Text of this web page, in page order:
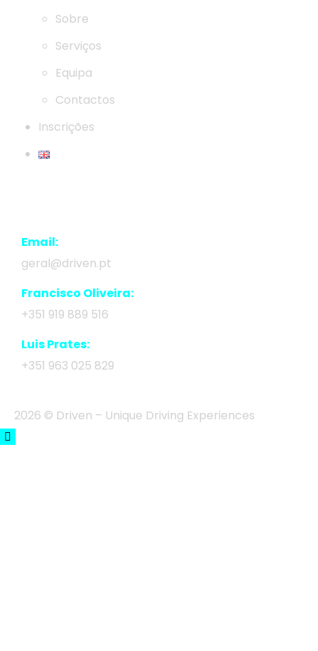
Sobre
Serviços
Equipa
Contactos
Inscrições
Email:
geral@driven.pt
Francisco Oliveira:
+351 919 889 516
Luis Prates:
+351 963 025 829
2026 © Driven – Unique Driving Experiences